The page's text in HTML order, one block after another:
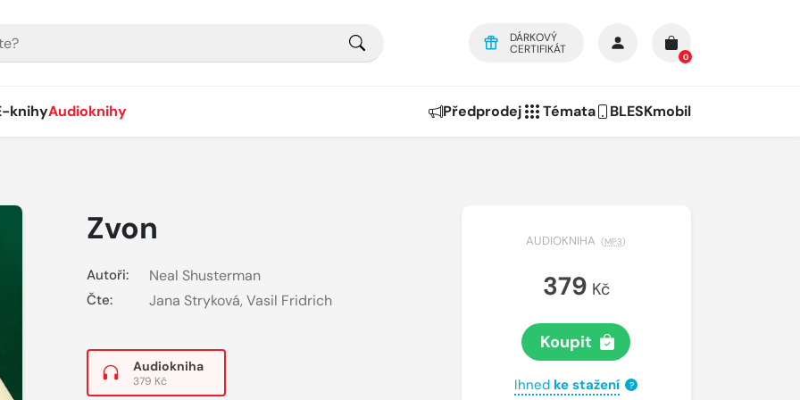
DÁRKOVÝ
CERTIFIKÁT
0
knihyAudioknihy Předprodej Témata BLESKmobil
Zvon
Autoři: Neal Shusterman
Čte: Jana Stryková, Vasil Fridrich
Audiokniha
379 Kč
AUDIOKNIHA (MP3)
379 Kč
Koupit
Ihned ke stažení ?